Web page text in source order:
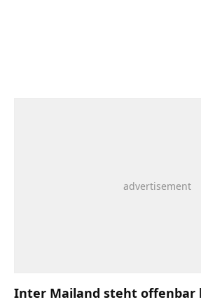
Inter Mailand steht offenbar